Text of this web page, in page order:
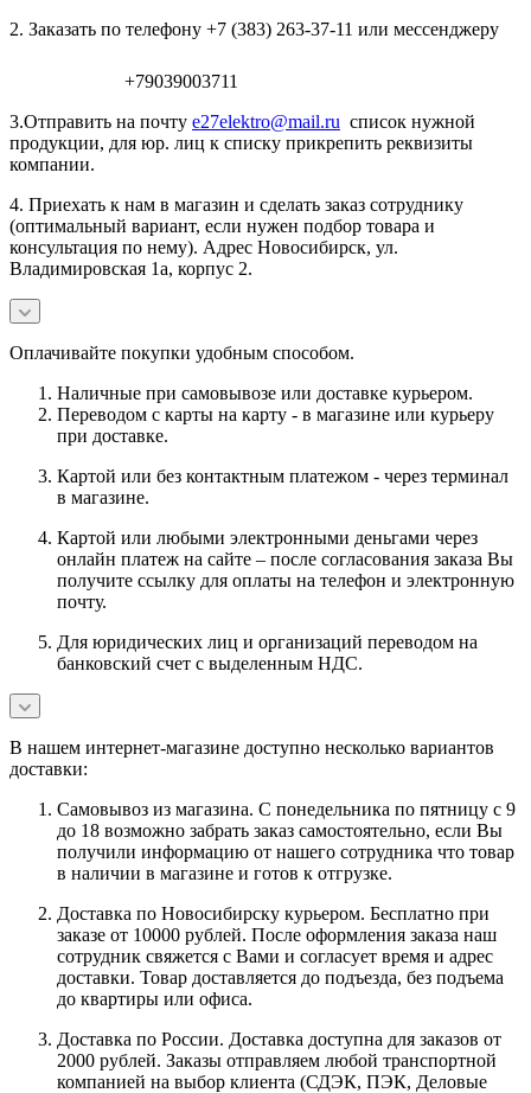
2. Заказать по телефону +7 (383) 263-37-11 или мессенджеру
+79039003711
3.Отправить на почту e27elektro@mail.ru список нужной
продукции, для юр. лиц к списку прикрепить реквизиты
компании.
4. Приехать к нам в магазин и сделать заказ сотруднику
(оптимальный вариант, если нужен подбор товара и
консультация по нему). Адрес Новосибирск, ул.
Владимировская 1а, корпус 2.
Оплачивайте покупки удобным способом.
Наличные при самовывозе или доставке курьером.
Переводом с карты на карту - в магазине или курьеру
при доставке.
Картой или без контактным платежом - через терминал
в магазине.
Картой или любыми электронными деньгами через
онлайн платеж на сайте – после согласования заказа Вы
получите ссылку для оплаты на телефон и электронную
почту.
Для юридических лиц и организаций переводом на
банковский счет с выделенным НДС.
В нашем интернет-магазине доступно несколько вариантов
доставки:
Самовывоз из магазина. С понедельника по пятницу с 9
до 18 возможно забрать заказ самостоятельно, если Вы
получили информацию от нашего сотрудника что товар
в наличии в магазине и готов к отгрузке.
Доставка по Новосибирску курьером. Бесплатно при
заказе от 10000 рублей. После оформления заказа наш
сотрудник свяжется с Вами и согласует время и адрес
доставки. Товар доставляется до подъезда, без подъема
до квартиры или офиса.
Доставка по России. Доставка доступна для заказов от
2000 рублей. Заказы отправляем любой транспортной
компанией на выбор клиента (СДЭК, ПЭК, Деловые